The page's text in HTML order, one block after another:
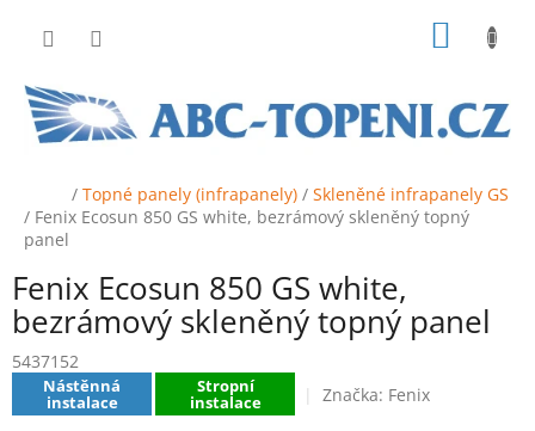
Domů
/ Topné panely (infrapanely) / Skleněné infrapanely GS
/ Fenix Ecosun 850 GS white, bezrámový skleněný topný
panel
Fenix Ecosun 850 GS white,
bezrámový skleněný topný panel
5437152
Nástěnná
instalace
Stropní
instalace Značka: Fenix